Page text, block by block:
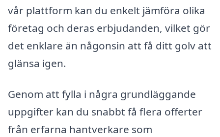
vår plattform kan du enkelt jämföra olika
företag och deras erbjudanden, vilket gör
det enklare än någonsin att få ditt golv att
glänsa igen.
Genom att fylla i några grundläggande
uppgifter kan du snabbt få flera offerter
från erfarna hantverkare som